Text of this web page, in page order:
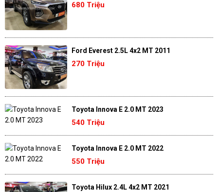
680 Triệu
Ford Everest 2.5L 4x2 MT 2011
270 Triệu
Toyota Innova E 2.0 MT 2023
540 Triệu
Toyota Innova E 2.0 MT 2022
550 Triệu
Toyota Hilux 2.4L 4x2 MT 2021